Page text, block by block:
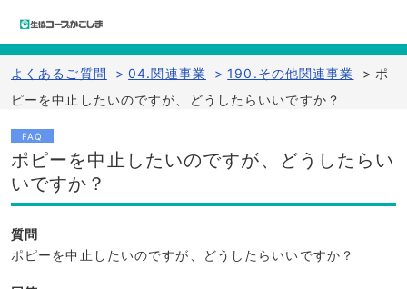
よくあるご質問 > 04.関連事業 > 190.その他関連事業 > ポ
ピーを中止したいのですが、どうしたらいいですか？
FAQ
ポピーを中止したいのですが、どうしたらい
いですか？
質問
ポピーを中止したいのですが、どうしたらいいですか？